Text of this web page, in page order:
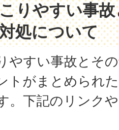
りやすい事
処について
やすい事故とそ
トがまとめられ
。下記のリンク